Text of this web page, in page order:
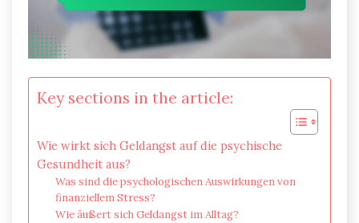
Key sections in the article:
Wie wirkt sich Geldangst auf die psychische
Gesundheit aus?
Was sind die psychologischen Auswirkungen von
finanziellem Stress?
Wie äußert sich Geldangst im Alltag?